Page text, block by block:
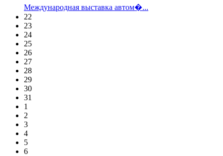
Международная выставка автом�...
22
23
24
25
26
27
28
29
30
31
1
2
3
4
5
6